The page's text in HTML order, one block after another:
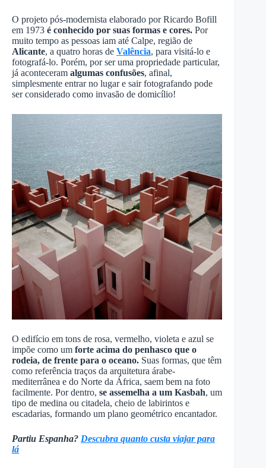
O projeto pós-modernista elaborado por Ricardo Bofill
em 1973 é conhecido por suas formas e cores. Por
muito tempo as pessoas iam até Calpe, região de
Alicante, a quatro horas de Valência, para visitá-lo e
fotografá-lo. Porém, por ser uma propriedade particular,
já aconteceram algumas confusões, afinal,
simplesmente entrar no lugar e sair fotografando pode
ser considerado como invasão de domicílio!
O edifício em tons de rosa, vermelho, violeta e azul se
impõe como um forte acima do penhasco que o
rodeia, de frente para o oceano. Suas formas, que têm
como referência traços da arquitetura árabe-
mediterrânea e do Norte da África, saem bem na foto
facilmente. Por dentro, se assemelha a um Kasbah, um
tipo de medina ou citadela, cheio de labirintos e
escadarias, formando um plano geométrico encantador.
Partiu Espanha? Descubra quanto custa viajar para
lá